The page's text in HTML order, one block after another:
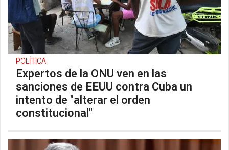
POLÍTICA
Expertos de la ONU ven en las
sanciones de EEUU contra Cuba un
intento de "alterar el orden
constitucional"